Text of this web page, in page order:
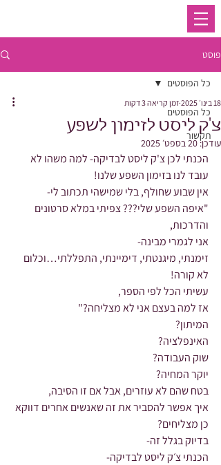
פוסט
כל הפוסטים
תקשור
כל הפוסטים
צ'ק ליסט לזימון לשפע
18 בינו׳ 2025 זמן קריאה 3 דקות
עודכן:20 בספט׳ 2025
הכנתי לכן צ'ק ליסט לבדיקה- למה משהו לא
עובד לנו בזימון השפע שלנו!
אין שבוע שחולף, בלי שמישהי תכתוב לי-
"איפה השפע שלי??? צפיתי במלא סרטונים
והדרכות,
אני לגמרי מבינה-
זימנתי, מיגנטתי, דימיינתי, התפללתי…וכלום
לא קורה!
עשיתי הכל לפי הספר,
אז למה בעצם אני לא מצליחה?"
המיתון?
האינפלציה?
שוק העבודה?
יוקר המחיה?
בטח שהם לא עוזרים, אבל אם זו הסיבה,
איך אפשר להסביר את זה שאנשים אחרים דווקא
כן מצליחים?
בדיוק בגלל זה-
הכנתי צ׳ק ליסט לבדיקה-